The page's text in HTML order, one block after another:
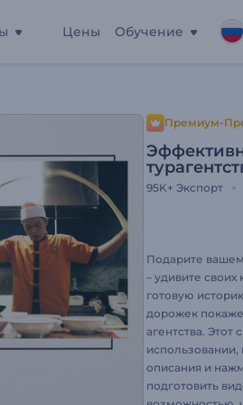
Цены Обучение
Премиум-
95K+ Экспорт
Подарите
– удивите своих
готовую
дорожек
агентства. Этот
использовании,
описания и
подготовить